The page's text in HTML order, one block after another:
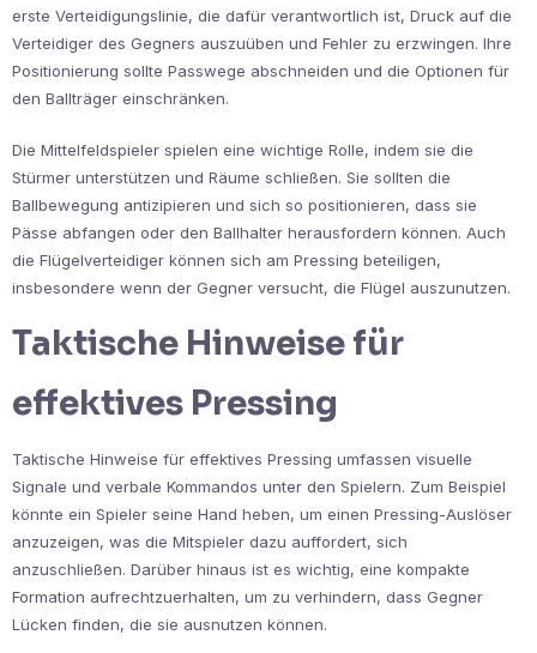
erste Verteidigungslinie, die dafür verantwortlich ist, Druck auf die
Verteidiger des Gegners auszuüben und Fehler zu erzwingen. Ihre
Positionierung sollte Passwege abschneiden und die Optionen für
den Ballträger einschränken.
Die Mittelfeldspieler spielen eine wichtige Rolle, indem sie die
Stürmer unterstützen und Räume schließen. Sie sollten die
Ballbewegung antizipieren und sich so positionieren, dass sie
Pässe abfangen oder den Ballhalter herausfordern können. Auch
die Flügelverteidiger können sich am Pressing beteiligen,
insbesondere wenn der Gegner versucht, die Flügel auszunutzen.
Taktische Hinweise für
effektives Pressing
Taktische Hinweise für effektives Pressing umfassen visuelle
Signale und verbale Kommandos unter den Spielern. Zum Beispiel
könnte ein Spieler seine Hand heben, um einen Pressing-Auslöser
anzuzeigen, was die Mitspieler dazu auffordert, sich
anzuschließen. Darüber hinaus ist es wichtig, eine kompakte
Formation aufrechtzuerhalten, um zu verhindern, dass Gegner
Lücken finden, die sie ausnutzen können.